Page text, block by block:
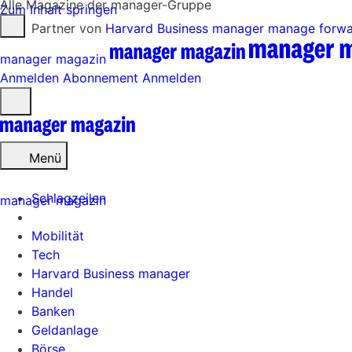
Zum Inhalt springen
Partner von Harvard Business manager manage
manager magazin
Anmelden Abonnement Anmelden
öffnen
Menü
Schlagzeilen
Mobilität
Tech
Harvard Business manager
Handel
Banken
Geldanlage
Börse
Alle Magazine der manager-Gruppe
manager magazin